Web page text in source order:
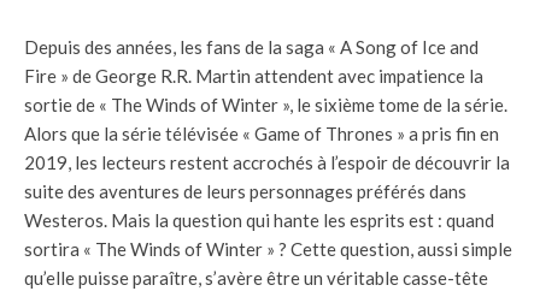
Depuis des années, les fans de la saga « A Song of Ice and
Fire » de George R.R. Martin attendent avec impatience la
sortie de « The Winds of Winter », le sixième tome de la série.
Alors que la série télévisée « Game of Thrones » a pris fin en
2019, les lecteurs restent accrochés à l’espoir de découvrir la
suite des aventures de leurs personnages préférés dans
Westeros. Mais la question qui hante les esprits est : quand
sortira « The Winds of Winter » ? Cette question, aussi simple
qu’elle puisse paraître, s’avère être un véritable casse-tête